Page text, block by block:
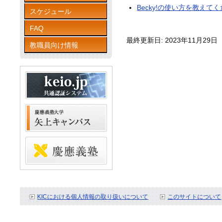
スケジュール
FAQ
教職員向け情報
Becky!の使い方を教えてく
最終更新日: 2023年11月29日
KICにおける個人情報の取り扱いについて このサイトについて